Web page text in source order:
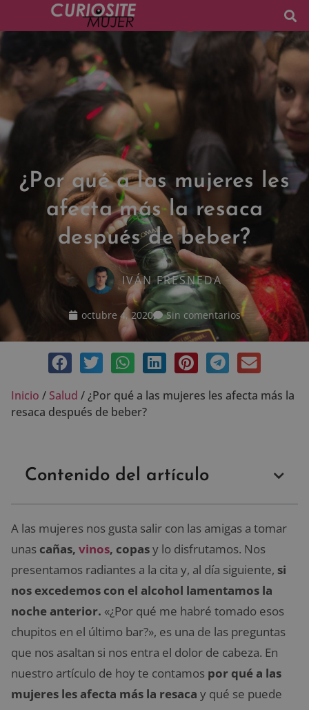
¿Por qué a las mujeres les
afecta más la resaca
después de beber?
IVÁN FRESNEDA
octubre 4, 2020 Sin comentarios
Inicio / Salud /¿Por qué a las mujeres les afecta más la
resaca después de beber?
Contenido del artículo
A las mujeres nos gusta salir con las amigas a tomar
unas cañas, vinos, copasy lo disfrutamos. Nos
presentamos radiantes a la cita y, al día siguiente, si
nos excedemos con el alcohol lamentamos la
noche anterior. «¿Por qué me habré tomado esos
chupitos en el último bar?», es una de las preguntas
que nos asaltan si nos entra el dolor de cabeza. En
nuestro artículo de hoy te contamos por qué a las
mujeres les afecta más la resaca y qué se puede